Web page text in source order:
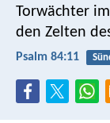
Torwächter
den Zelten
Psalm 84:11